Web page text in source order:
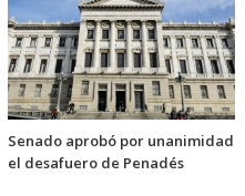
Senado aprobó por unanimidad
el desafuero de Penadés